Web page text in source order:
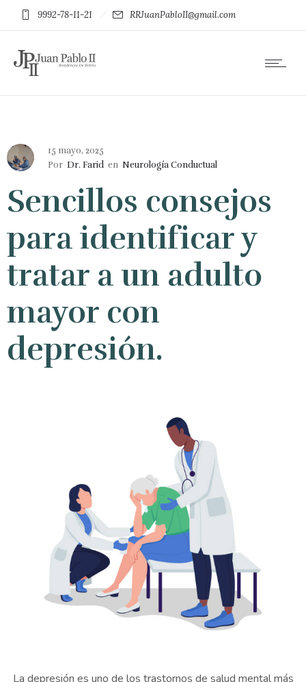
9992-78-11-21 RRJuanPabloII@gmail.com
15 mayo, 2025
Por Dr. Farid en Neurología Conductual
Sencillos consejos
para identificar y
tratar a un adulto
mayor con
depresión.
La depresión es uno de los trastornos de salud mental más